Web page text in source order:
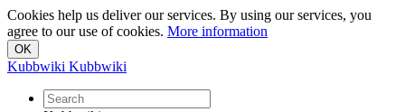
Cookies help us deliver our services. By using our services, you
agree to our use of cookies. More information
Kubbwiki Kubbwiki